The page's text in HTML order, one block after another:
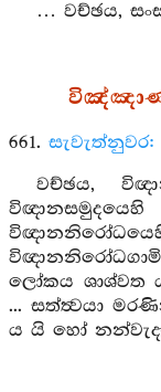
… වච්ඡය,
විඤ්ඤාණ
661. සැවැත්නුවර:
වච්ඡය,
ලෝකය ශාශ්වත
... සත්ත්‍වයා
ය යි හෝ